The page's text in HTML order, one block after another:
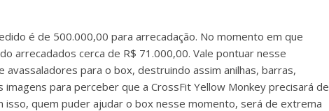
é de 500.000,00 para arrecadação. No momento em que
arrecadados cerca de R$ 71.000,00. Vale pontuar nesse
para o box, destruindo assim anilhas, barras,
para perceber que a CrossFit Yellow Monkey precisará de
isso, quem puder ajudar o box nesse momento, será de extrema